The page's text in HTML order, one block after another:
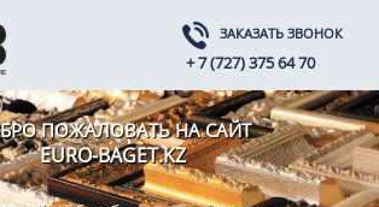
ЗАКАЗАТЬ ЗВОНОК
+ 7 (727) 375 64 70
ПОЖАЛОВАТЬ НА САЙТ
EURO-BAGET.KZ